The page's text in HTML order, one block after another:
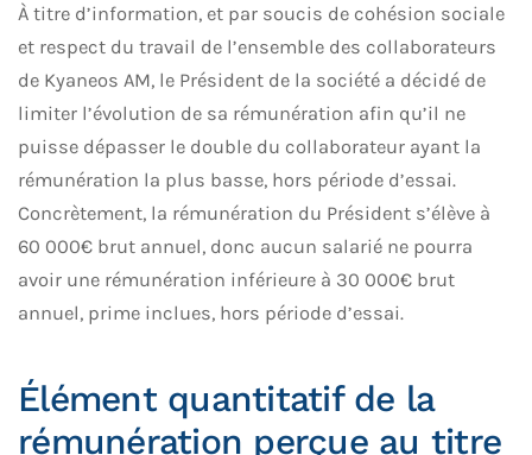
À titre d’information, et par soucis de cohésion sociale
et respect du travail de l’ensemble des collaborateurs
de Kyaneos AM, le Président de la société a décidé de
limiter l’évolution de sa rémunération afin qu’il ne
puisse dépasser le double du collaborateur ayant la
rémunération la plus basse, hors période d’essai.
Concrètement, la rémunération du Président s’élève à
60 000€ brut annuel, donc aucun salarié ne pourra
avoir une rémunération inférieure à 30 000€ brut
annuel, prime inclues, hors période d’essai.
Élément quantitatif de la
rémunération perçue au titre